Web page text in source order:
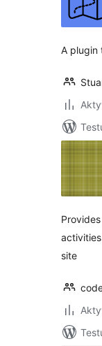
A plugin
site